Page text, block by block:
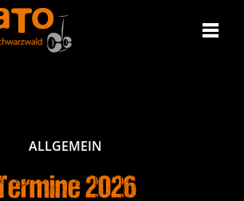
ALLGEMEIN
2026